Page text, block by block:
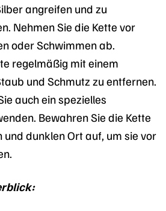
angreifen und zu
Nehmen Sie die Kette vor
oder Schwimmen ab.
regelmäßig mit einem
und Schmutz zu entfernen.
auch ein spezielles
Bewahren Sie die Kette
dunklen Ort auf, um sie vor